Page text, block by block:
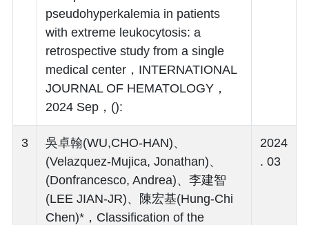
pseudohyperkalemia in patients
with extreme leukocytosis: a
retrospective study from a single
medical center，INTERNATIONAL
JOURNAL OF HEMATOLOGY，
2024 Sep，():
3
吳卓翰(WU,CHO-HAN)、
(Velazquez-Mujica, Jonathan)、
(Donfrancesco, Andrea)、李建智
(LEE JIAN-JR)、陳宏基(Hung-Chi
Chen)*，Classification of the
2024
. 03